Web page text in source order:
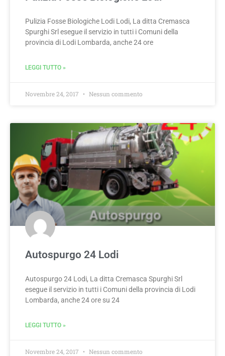
Pulizia Fosse Biologiche Lodi Lodi, La ditta Cremasca
Spurghi Srl esegue il servizio in tutti i Comuni della
provincia di Lodi Lombarda, anche 24 ore
LEGGI TUTTO »
Novembre 24, 2017 Nessun commento
Autospurgo 24 Lodi
Autospurgo 24 Lodi, La ditta Cremasca Spurghi Srl
esegue il servizio in tutti i Comuni della provincia di Lodi
Lombarda, anche 24 ore su 24
LEGGI TUTTO »
Novembre 24, 2017 Nessun commento